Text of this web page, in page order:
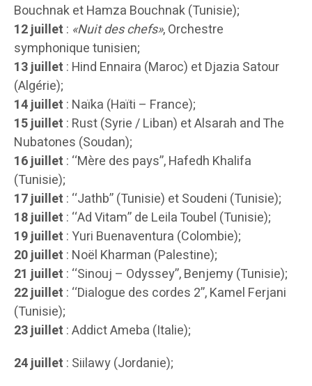
Bouchnak et Hamza Bouchnak (Tunisie);
12 juillet : «Nuit des chefs», Orchestre
symphonique tunisien;
13 juillet : Hind Ennaira (Maroc) et Djazia Satour
(Algérie);
14 juillet : Naïka (Haïti – France);
15 juillet : Rust (Syrie / Liban) et Alsarah and The
Nubatones (Soudan);
16 juillet : ‘‘Mère des pays’’, Hafedh Khalifa
(Tunisie);
17 juillet : ‘‘Jathb’’ (Tunisie) et Soudeni (Tunisie);
18 juillet : ‘‘Ad Vitam’’ de Leila Toubel (Tunisie);
19 juillet : Yuri Buenaventura (Colombie);
20 juillet : Noël Kharman (Palestine);
21 juillet : ‘‘Sinouj – Odyssey’’, Benjemy (Tunisie);
22 juillet : ‘‘Dialogue des cordes 2’’, Kamel Ferjani
(Tunisie);
23 juillet : Addict Ameba (Italie);
24 juillet : Siilawy (Jordanie);